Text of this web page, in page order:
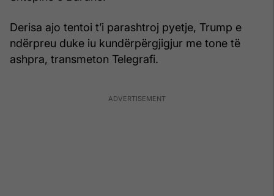
Derisa ajo tentoi t’i parashtroj pyetje, Trump e
ndërpreu duke iu kundërpërgjigjur me tone të
ashpra, transmeton Telegrafi.